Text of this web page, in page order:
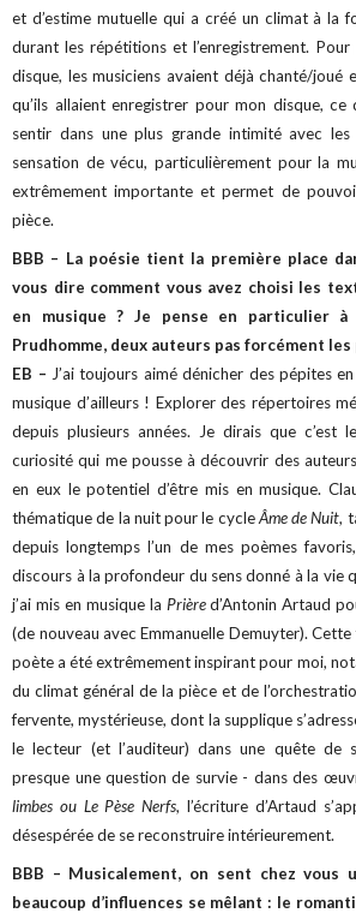
et d’estime mutuelle qui a créé un climat à la
durant les répétitions et l’enregistrement.
disque, les musiciens avaient déjà chanté/joué
qu’ils allaient enregistrer pour mon disque,
sentir dans une plus grande intimité avec les
sensation de vécu, particulièrement pour la
extrêmement importante et permet de
pièce.
BBB – La poésie tient la première place
vous dire comment vous avez choisi les
en musique ? Je pense en particulier à
Prudhomme, deux auteurs pas forcément les
EB – J’ai toujours aimé dénicher des pépites
musique d’ailleurs ! Explorer des répertoires
depuis plusieurs années. Je dirais que c’est
curiosité qui me pousse à découvrir des
en eux le potentiel d’être mis en musique.
thématique de la nuit pour le cycleÂme de Nuit,
depuis longtemps l’un de mes poèmes
discours à la profondeur du sens donné à la vie
j’ai mis en musique la Prièred’Antonin Artaud
(de nouveau avec Emmanuelle Demuyter).
poète a été extrêmement inspirant pour moi,
du climat général de la pièce et de
fervente, mystérieuse, dont la supplique
le lecteur (et l’auditeur) dans une quête de
presque une question de survie - dans des
limbes ou Le Pèse Nerfs, l’écriture d’Artaud
désespérée de se reconstruire intérieurement.
BBB – Musicalement, on sent chez vous
beaucoup d’influences se mêlant : le